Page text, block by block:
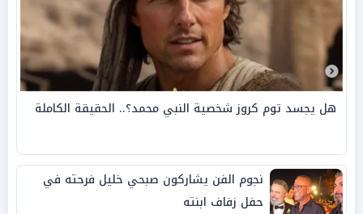
هل يجسد توم كروز شخصية النبي محمد؟.. الحقيقة الكاملة
نجوم الفن يشاركون صبحي خليل فرحته في
حفل زفاف ابنته